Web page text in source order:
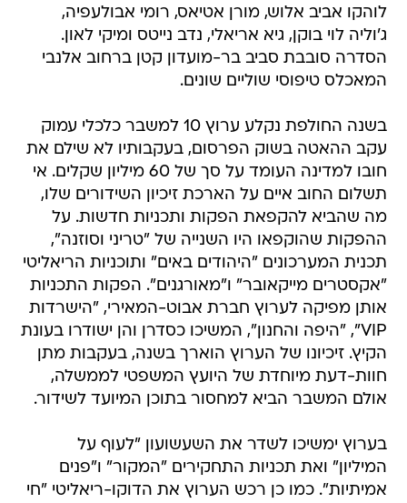
לוהקו אביב אלוש, מורן אטיאס, רומי אבולעפיה,
ג'וליה לוי בוקן, גיא אריאלי, נדב נייטס ומיקי לאון.
הסדרה סובבת סביב בר-מועדון קטן ברחוב אלנבי
המאכלס טיפוסי שוליים שונים.
בשנה החולפת נקלע ערוץ 10 למשבר כלכלי עמוק
עקב ההאטה בשוק הפרסום, בעקבותיו לא שילם את
חובו למדינה העומד על סך של 60 מיליון שקלים. אי
תשלום החוב איים על הארכת זיכיון השידורים שלו,
מה שהביא להקפאת הפקות ותכניות חדשות. על
ההפקות שהוקפאו היו השנייה של "טריני וסוזנה",
תכנית המערכונים "היהודים באים" ותוכניות הריאליטי
"אקסטרים מייקאובר" ו"מאורגנים". הפקות התכניות
אותן מפיקה לערוץ חברת אבוט-המאירי, "הישרדות
VIP", "היפה והחנון", המשיכו כסדרן והן ישודרו בעונת
הקיץ. זיכיונו של הערוץ הוארך בשנה, בעקבות מתן
חוות-דעת מיוחדת של היועץ המשפטי לממשלה,
אולם המשבר הביא למחסור בתוכן המיועד לשידור.
בערוץ ימשיכו לשדר את השעשועון "לעוף על
המיליון" ואת תכניות התחקירים "המקור" ו"פנים
אמיתיות". כמו כן רכש הערוץ את הדוקו-ריאליטי "חי